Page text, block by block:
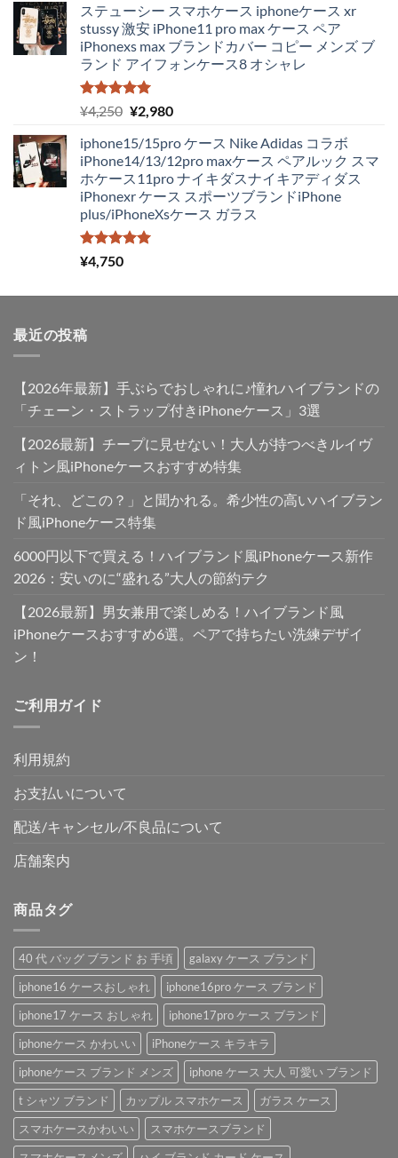
価
格
は
¥4,250
で
し
の
価
格
は
で
ステューシー スマホケース iphoneケース xr
stussy 激安 iPhone11 pro max ケース ペア
iPhonexs max ブランドカバー コピー メンズ ブ
ランド アイフォンケース8 オシャレ
5段階中
5.00
の評価
¥4,250 元
価
格
は
¥4,250
で
し
¥2,980現
の
価
格
は
¥2,980
iphone15/15pro ケース Nike Adidas コラボ
iPhone14/13/12pro maxケース ペアルック スマ
ホケース11pro ナイキダスナイキアディダス
iPhonexr ケース スポーツブランドiPhone
plus/iPhoneXsケース ガラス
5段階中
5.00
¥4,750
最近の投稿
【2026年最新】手ぶらでおしゃれに♪憧れハイブランドの
「チェーン・ストラップ付きiPhoneケース」3選
【2026最新】チープに見せない！大人が持つべきルイヴ
ィトン風iPhoneケースおすすめ特集
「それ、どこの？」と聞かれる。希少性の高いハイブラン
ド風iPhoneケース特集
6000円以下で買える！ハイブランド風iPhoneケース新作
2026：安いのに“盛れる”大人の節約テク
【2026最新】男女兼用で楽しめる！ハイブランド風
iPhoneケースおすすめ6選。ペアで持ちたい洗練デザイ
ン！
ご利用ガイド
利用規約
お支払いについて
配送/キャンセル/不良品について
店舗案内
商品タグ
40 代 バッグ ブランド お 手頃
galaxy ケース ブランド
iphone16 ケースおしゃれ
iphone16pro ケース ブランド
iphone17 ケース おしゃれ
iphone17pro ケース ブランド
iphoneケース かわいい
iPhoneケース キラキラ
iphoneケース ブランド メンズ
iphone ケース 大人 可愛い ブランド
t シャツ ブランド
カップル スマホケース
ガラス ケース
スマホケースかわいい
スマホケースブランド